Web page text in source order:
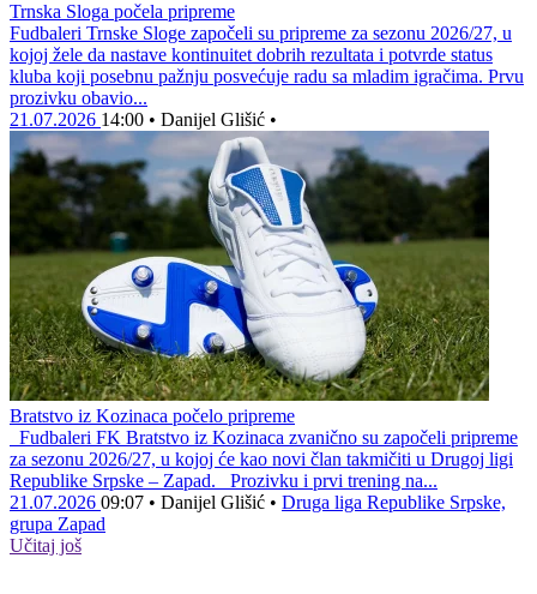
Trnska Sloga počela pripreme
Fudbaleri Trnske Sloge započeli su pripreme za sezonu 2026/27, u
kojoj žele da nastave kontinuitet dobrih rezultata i potvrde status
kluba koji posebnu pažnju posvećuje radu sa mladim igračima. Prvu
prozivku obavio...
21.07.2026 14:00 • Danijel Glišić •
Bratstvo iz Kozinaca počelo pripreme
Fudbaleri FK Bratstvo iz Kozinaca zvanično su započeli pripreme
za sezonu 2026/27, u kojoj će kao novi član takmičiti u Drugoj ligi
Republike Srpske – Zapad. Prozivku i prvi trening na...
21.07.2026 09:07 • Danijel Glišić • Druga liga Republike Srpske,
grupa Zapad
Učitaj još